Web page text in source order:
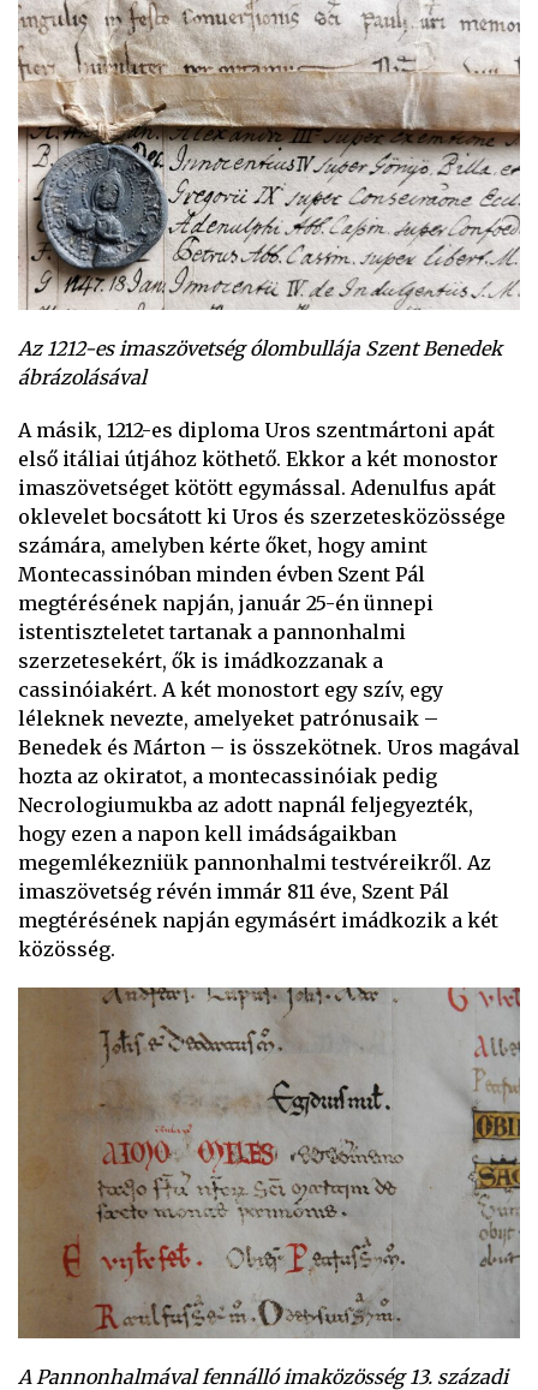
Az 1212-es imaszövetség ólombullája Szent Benedek
ábrázolásával
A másik, 1212-es diploma Uros szentmártoni apát
első itáliai útjához köthető. Ekkor a két monostor
imaszövetséget kötött egymással. Adenulfus apát
oklevelet bocsátott ki Uros és szerzetesközössége
számára, amelyben kérte őket, hogy amint
Montecassinóban minden évben Szent Pál
megtérésének napján, január 25-én ünnepi
istentiszteletet tartanak a pannonhalmi
szerzetesekért, ők is imádkozzanak a
cassinóiakért. A két monostort egy szív, egy
léleknek nevezte, amelyeket patrónusaik –
Benedek és Márton – is összekötnek. Uros magával
hozta az okiratot, a montecassinóiak pedig
Necrologiumukba az adott napnál feljegyezték,
hogy ezen a napon kell imádságaikban
megemlékezniük pannonhalmi testvéreikről. Az
imaszövetség révén immár 811 éve, Szent Pál
megtérésének napján egymásért imádkozik a két
közösség.
A Pannonhalmával fennálló imaközösség 13. századi